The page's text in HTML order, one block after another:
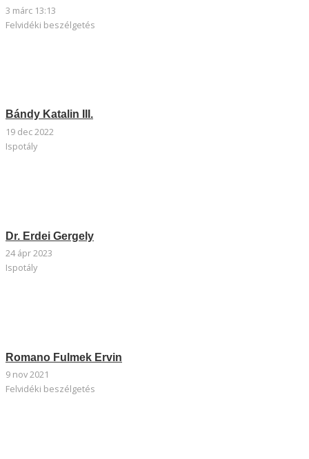
3 márc 13:13
Felvidéki beszélgetés
Bándy Katalin III.
19 dec 2022
Ispotály
Dr. Erdei Gergely
24 ápr 2023
Ispotály
Romano Fulmek Ervin
9 nov 2021
Felvidéki beszélgetés